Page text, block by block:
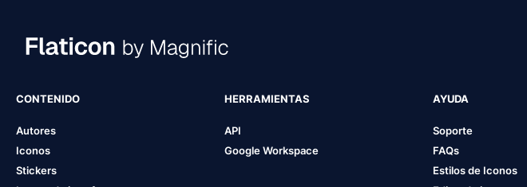
CONTENIDO
Autores
Iconos
Stickers
HERRAMIENTAS
API
Google Workspace
AYUDA
Soporte
FAQs
Estilos de Iconos